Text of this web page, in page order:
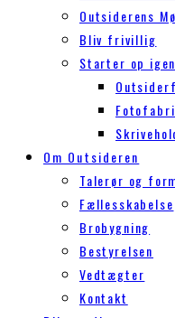
Outsiderens
Bliv frivillig
Starter op
Om Outsideren
Talerør og
Fællesskabelse
Brobygning
Bestyrelsen
Vedtægter
Kontakt